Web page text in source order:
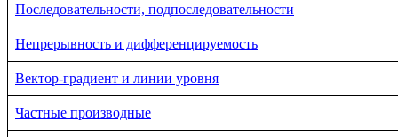
Последовательности, подпоследовательности
Непрерывность и дифференцируемость
Вектор-градиент и линии уровня
Частные производные